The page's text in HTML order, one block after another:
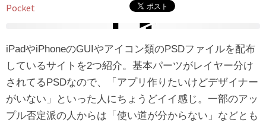
Pocket
iPadやiPhoneのGUIやアイコン類のPSDファイルを配布
しているサイトを2つ紹介。基本パーツがレイヤー分け
されてるPSDなので、「アプリ作りたいけどデザイナー
がいない」といった人にちょうどイイ感じ。一部のアッ
プル否定派の人からは「使い道が分からない」などとも